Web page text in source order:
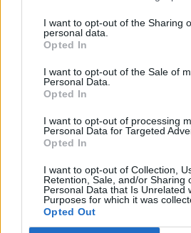
I want to opt-out of the Sharing
personal data.
Opted In
I want to opt-out of the Sale of
Personal Data.
Opted In
I want to opt-out of processing
Personal Data for Targeted
Opted In
I want to opt-out of Collection,
Retention, Sale, and/or Sharing
Personal Data that Is Unrelated
Purposes for which it was
Opted Out
Médiaajánlat
Sütibeállítások
Médiatér
Székely Sport
Liget
Bihari Napló